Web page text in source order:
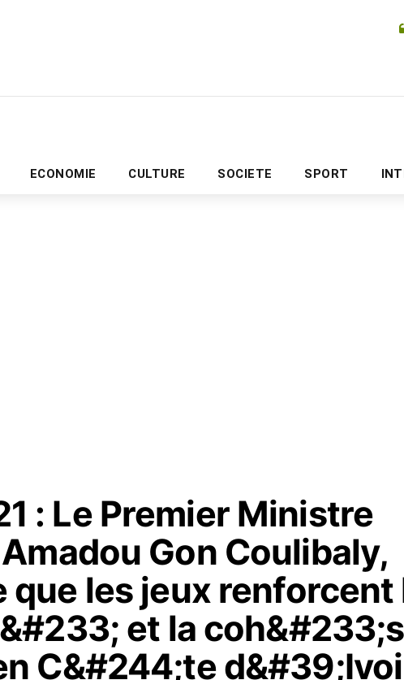
ECONOMIE CULTURE SOCIETE SPORTPUBLICITÉ
: Le Premier Ministre
Gon Coulibaly,
que les jeux renforcent
et la
C&#244;te